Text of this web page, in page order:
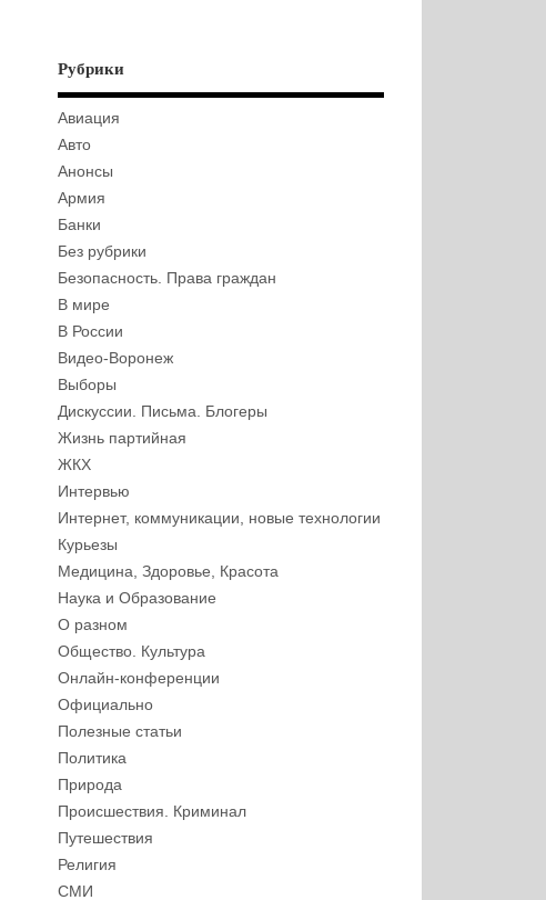
Рубрики
Авиация
Авто
Анонсы
Армия
Банки
Без рубрики
Безопасность. Права граждан
В мире
В России
Видео-Воронеж
Выборы
Дискуссии. Письма. Блогеры
Жизнь партийная
ЖКХ
Интервью
Интернет, коммуникации, новые технологии
Курьезы
Медицина, Здоровье, Красота
Наука и Образование
О разном
Общество. Культура
Онлайн-конференции
Официально
Полезные статьи
Политика
Природа
Происшествия. Криминал
Путешествия
Религия
СМИ